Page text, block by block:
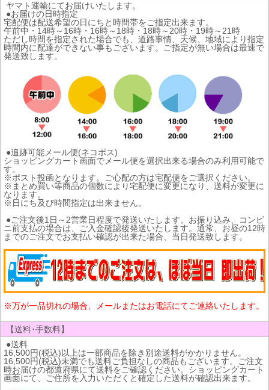
ヤマト運輸にてお届けいたします。
●お届けの日時指定
宅配便は配送希望の日にちと時間帯をご指定出来ます。
午前中・14時～16時・16時～18時・18時～20時・19時～21時
ただし時間を指定された場合でも、道路事情、天候、地域により指定
時間内に配達ができない事もございます。ご指定が無い場合は最速で
発送致します。
●追跡可能メール便(ネコポス)
ショッピングカート画面でメール便を選択出来る場合のみ利用可能で
す。
※ポスト投函となります。ご心配の方は宅配便をご選択ください。
※まとめ買い等商品の個数により宅配便に変更になり、送料が変更に
なります。
※日にち及び時間指定は出来ません。
●ご注文後1日～2営業日程度で発送いたします。お振り込み、コンビ
ニ前支払の場合は、ご入金確認後発送いたします。通常、お昼の12時
までのご注文でお支払い確認が出来た場合、当日発送致します。
※万が一品切れの場合、メールまたはお電話にてご連絡いたします。
【送料･手数料】
●送料
16,500円(税込)以上は一部商品を除き別途送料がかかりません。
16,500円(税込)未満でも送料ご負担なしの商品もございます。ご注文
時お届けの都道府県にて送料をご確認ください。ショッピングカート
画面にて、ご住所を入力いただくと確定した送料が確認出来ます。